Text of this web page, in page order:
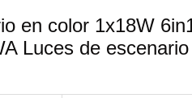
en color 1x18W
Luces de